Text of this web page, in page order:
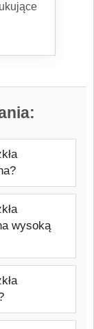
o ile
wysoką
szkła
do
i